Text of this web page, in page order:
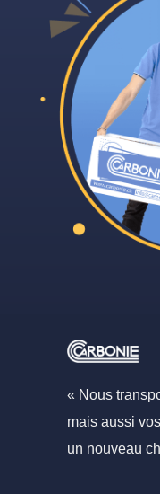
« Nous
mais aussi
un nouveau